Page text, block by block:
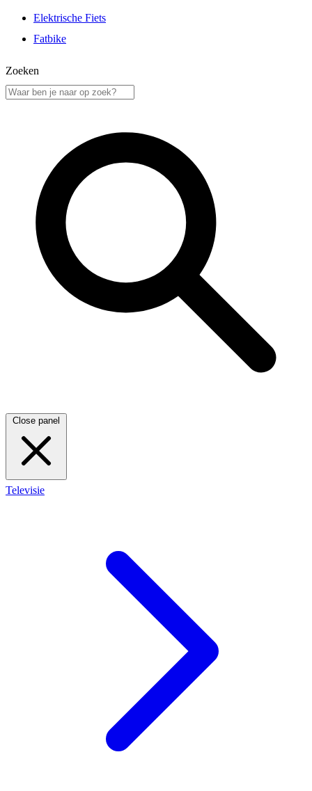
Elektrische Fiets
Fatbike
Zoeken
Close panel
Televisie